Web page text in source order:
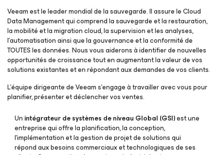
Veeam est le leader mondial de la sauvegarde. Il assure le Cloud
Data Management qui comprend la sauvegarde et la restauration,
la mobilité et la migration cloud, la supervision et les analyses,
l’automatisation ainsi que la gouvernance et la conformité de
TOUTES les données. Nous vous aiderons à identifier de nouvelles
opportunités de croissance tout en augmentant la valeur de vos
solutions existantes et en répondant aux demandes de vos clients.
L’équipe dirigeante de Veeam s’engage à travailler avec vous pour
planifier, présenter et déclencher vos ventes.
Un intégrateur de systèmes de niveau Global (GSI)est une
entreprise qui offre la planification, la conception,
l’implémentation et la gestion de projet de solutions qui
répond aux besoins commerciaux et technologiques de ses